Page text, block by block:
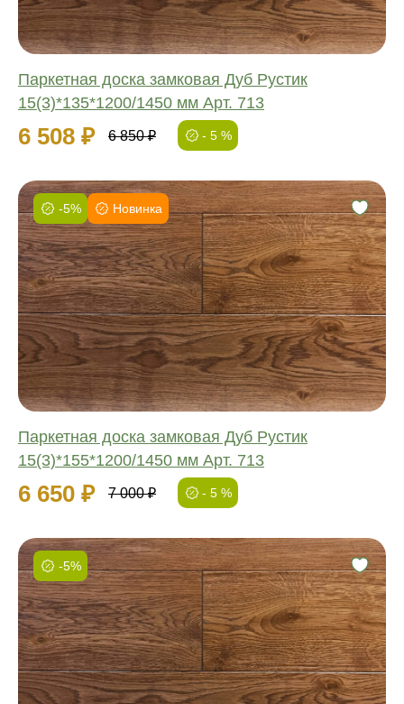
Паркетная доска замковая Дуб Рустик
15(3)*135*1200/1450 мм Арт. 713
6 508 ₽ 6 850 ₽ - 5 %
-5% Новинка
Паркетная доска замковая Дуб Рустик
15(3)*155*1200/1450 мм Арт. 713
6 650 ₽ 7 000 ₽ - 5 %
Фаска:
Соединение:
Обработка:
Длина:
Ширина:
Толщина:
-5%
Фаска:
Соединение:
Обработка:
Длина:
Ширина:
Толщина: